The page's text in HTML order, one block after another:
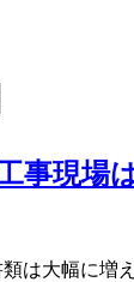
事現場
は大幅に増